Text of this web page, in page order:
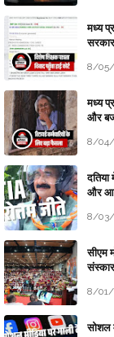
मध्य
8/05/
मध्य
और
8/04/
दतिया
और
8/03/
सीएम
8/01/
सोशल